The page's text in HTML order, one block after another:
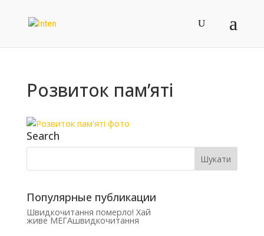
Розвиток пам’яті
Search
Популярные публикации
Швидкочитання померло! Хай
живе МЕГАшвидкочитання